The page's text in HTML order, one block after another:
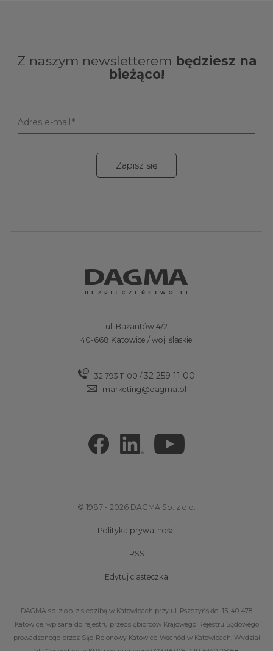
Z naszym newsletterem będziesz na
bieżąco!
Adres e-mail
Zapisz się
ul. Bażantów 4/2
40-668 Katowice / woj. ślaskie
32 793 11 00 / 32 259 11 00
marketing@dagma.pl
© 1987 - 2026 DAGMA Sp. z o.o.
Polityka prywatności
RSS
Edytuj ciasteczka
DAGMA sp. z o.o. z siedzibą w Katowicach przy ul. Pszczyńskiej 15, 40-478
Katowice, wpisana do rejestru przedsiębiorców Krajowego Rejestru Sądowego
prowadzonego przez Sąd Rejonowy Katowice-Wschód w Katowicach, Wydział